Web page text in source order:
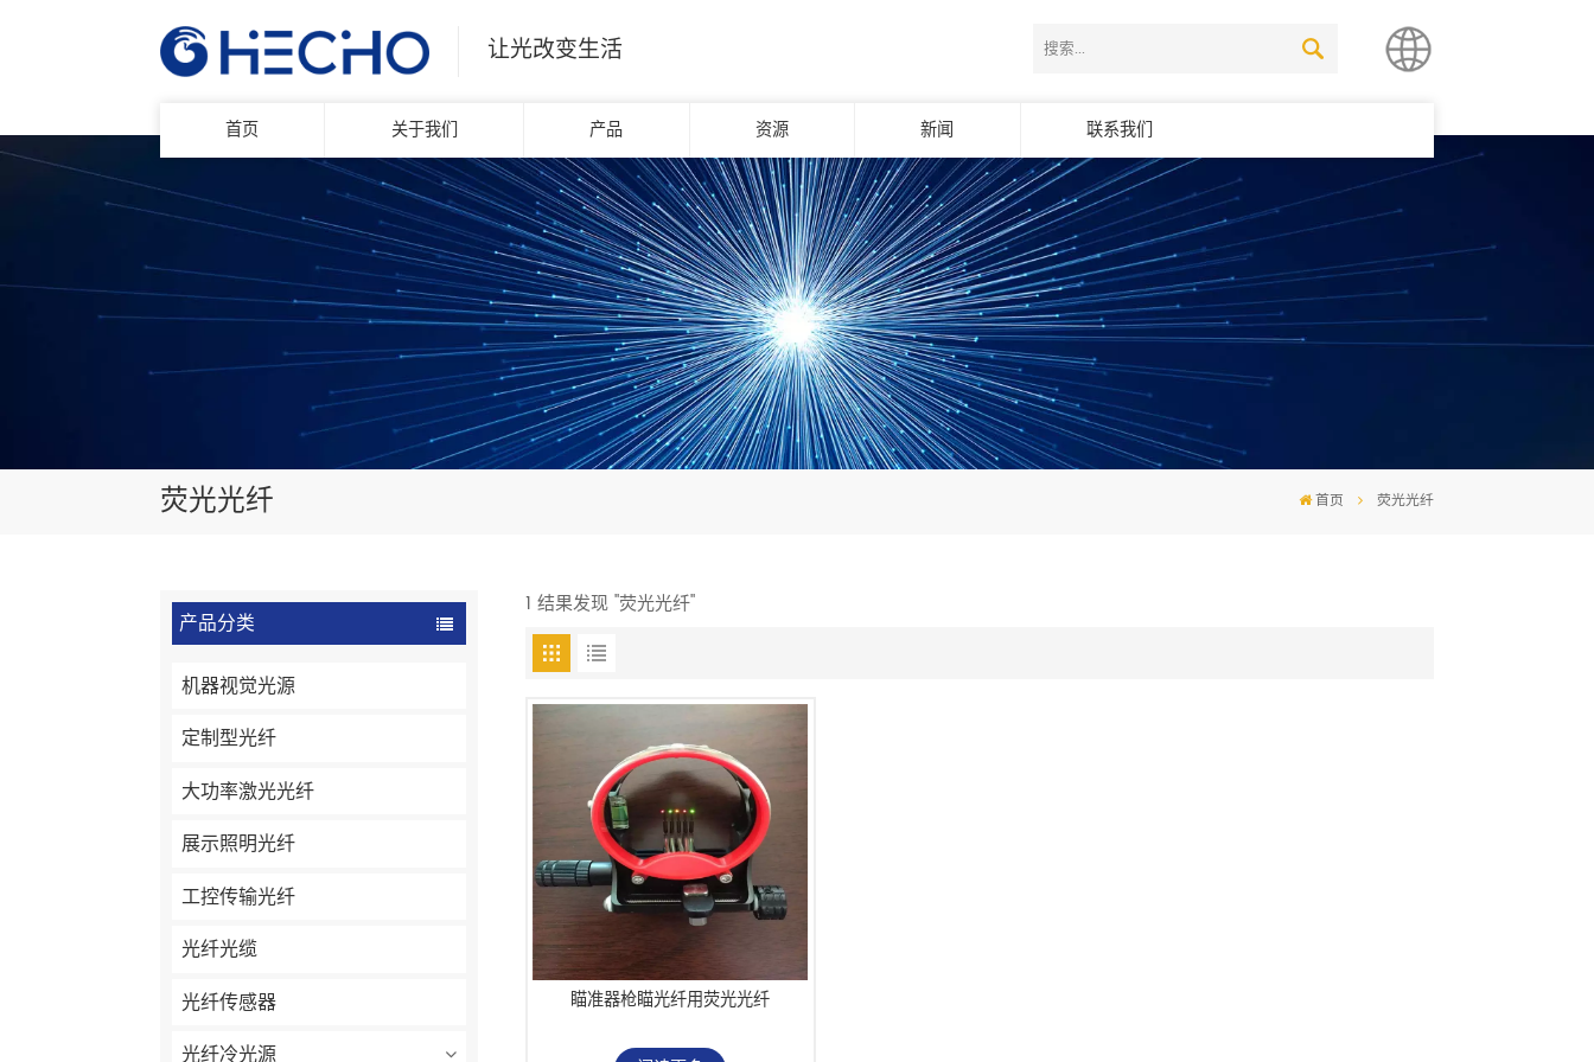
让光改变生活
简体中文
English
首页 关于我们 产品 资源 新闻 联系我们
荧光光纤 首页 荧光光纤
产品分类
机器视觉光源
定制型光纤
大功率激光光纤
展示照明光纤
工控传输光纤
光纤光缆
光纤传感器
光纤冷光源
1 结果发现 "荧光光纤"
瞄准器枪瞄光纤用荧光光纤